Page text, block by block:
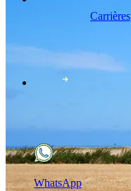
Carrières
WhatsApp